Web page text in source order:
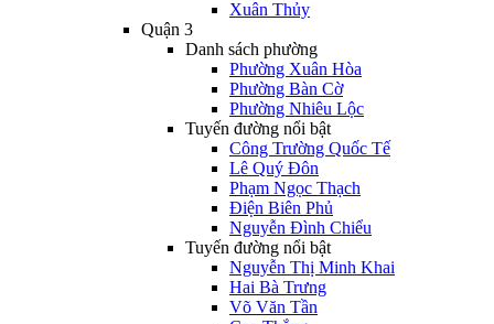
Xuân Thủy
Quận 3
Danh sách phường
Phường Xuân Hòa
Phường Bàn Cờ
Phường Nhiêu Lộc
Tuyến đường nổi bật
Công Trường Quốc Tế
Lê Quý Đôn
Phạm Ngọc Thạch
Điện Biên Phủ
Nguyễn Đình Chiểu
Tuyến đường nổi bật
Nguyễn Thị Minh Khai
Hai Bà Trưng
Võ Văn Tần